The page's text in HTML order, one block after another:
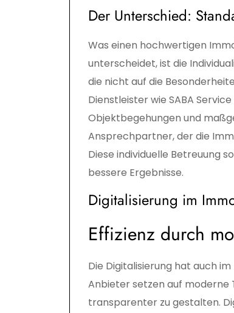
Der Unterschied:
Was einen hochwertigen
unterscheidet, ist die
die nicht auf die
Dienstleister wie SABA
Objektbegehungen und
Ansprechpartner, der die
Diese individuelle Betreuung
bessere Ergebnisse.
Digitalisierung im
Effizienz durch
Die Digitalisierung hat auch
Anbieter setzen auf moderne
transparenter zu gestalten.